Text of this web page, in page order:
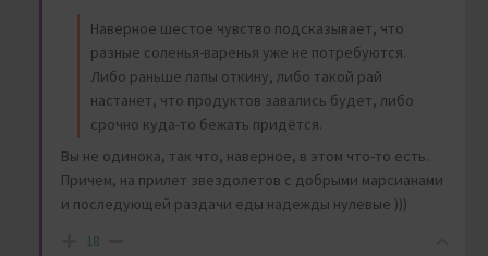
Наверное шестое чувство подсказывает, что
разные соленья-варенья уже не потребуются.
Либо раньше лапы откину, либо такой рай
настанет, что продуктов завались будет, либо
срочно куда-то бежать придётся.
Вы не одинока, так что, наверное, в этом что-то есть.
Причем, на прилет звездолетов с добрыми марсианами
и последующей раздачи еды надежды нулевые )))
18